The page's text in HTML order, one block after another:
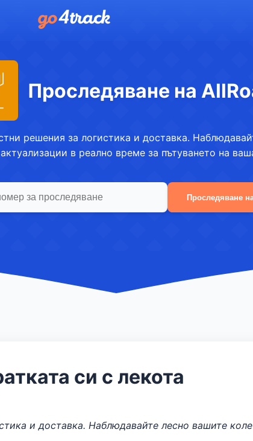
Проследяване на
решения за логистика и доставка.
в реално време за пътуването на
Проследяване
си с лекота
и доставка. Наблюдавайте лесно вашите